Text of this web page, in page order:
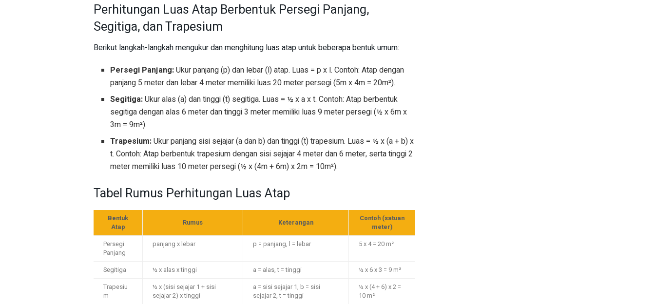
Perhitungan Luas Atap Berbentuk Persegi Panjang,
Segitiga, dan Trapesium
Berikut langkah-langkah mengukur dan menghitung luas atap untuk beberapa bentuk umum:
Persegi Panjang:Ukur panjang (p) dan lebar (l) atap. Luas = p x l. Contoh: Atap dengan
panjang 5 meter dan lebar 4 meter memiliki luas 20 meter persegi (5m x 4m = 20m²).
Segitiga:Ukur alas (a) dan tinggi (t) segitiga. Luas = ½ x a x t. Contoh: Atap berbentuk
segitiga dengan alas 6 meter dan tinggi 3 meter memiliki luas 9 meter persegi (½ x 6m x
3m = 9m²).
Trapesium:Ukur panjang sisi sejajar (a dan b) dan tinggi (t) trapesium. Luas = ½ x (a + b) x
t. Contoh: Atap berbentuk trapesium dengan sisi sejajar 4 meter dan 6 meter, serta tinggi 2
meter memiliki luas 10 meter persegi (½ x (4m + 6m) x 2m = 10m²).
Tabel Rumus Perhitungan Luas Atap
Bentuk
Atap
Rumus Keterangan
Contoh (satuan
meter)
Persegi
Panjang
panjang x lebar p = panjang, l = lebar 5 x 4 = 20 m²
Segitiga ½ x alas x tinggi a = alas, t = tinggi
½ x 6 x 3 = 9 m²
Trapesiu
m
½ x (sisi sejajar 1 + sisi
sejajar 2) x tinggi
a = sisi sejajar 1, b = sisi
sejajar 2, t = tinggi
½ x (4 + 6) x 2 =
10 m²